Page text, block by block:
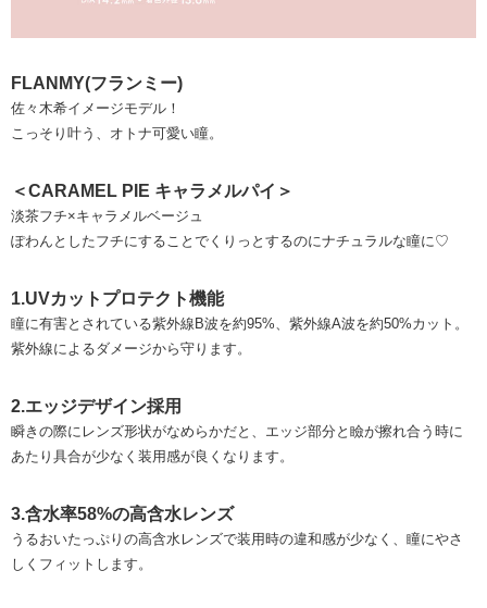
FLANMY(フランミー)
佐々木希イメージモデル！
こっそり叶う、オトナ可愛い瞳。
＜CARAMEL PIE キャラメルパイ＞
淡茶フチ×キャラメルベージュ
ぽわんとしたフチにすることでくりっとするのにナチュラルな瞳に♡
1.UVカットプロテクト機能
瞳に有害とされている紫外線B波を約95%、紫外線A波を約50%カット。
紫外線によるダメージから守ります。
2.エッジデザイン採用
瞬きの際にレンズ形状がなめらかだと、エッジ部分と瞼が擦れ合う時に
あたり具合が少なく装用感が良くなります。
3.含水率58%の高含水レンズ
うるおいたっぷりの高含水レンズで装用時の違和感が少なく、瞳にやさ
しくフィットします。